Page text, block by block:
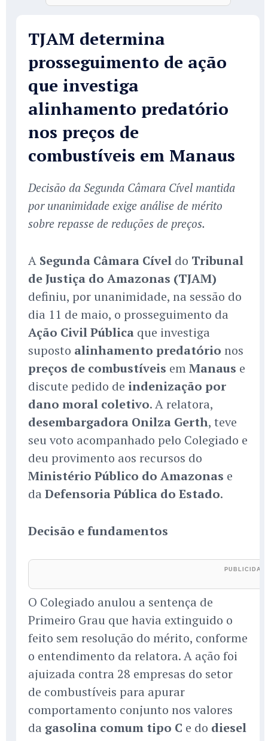
TJAM determina
prosseguimento de ação
que investiga
alinhamento predatório
nos preços de
combustíveis em Manaus
Decisão da Segunda Câmara Cível mantida
por unanimidade exige análise de mérito
sobre repasse de reduções de preços.
A Segunda Câmara Cível do Tribunal
de Justiça do Amazonas (TJAM)
definiu, por unanimidade, na sessão do
dia 11 de maio, o prosseguimento da
Ação Civil Pública que investiga
suposto alinhamento predatório nos
preços de combustíveis emManaus e
discute pedido de indenização por
dano moral coletivo. A relatora,
desembargadora Onilza Gerth, teve
seu voto acompanhado pelo Colegiado e
deu provimento aos recursos do
Ministério Público do Amazonas e
da Defensoria Pública do Estado.
Decisão e fundamentos
O Colegiado anulou a sentença de
Primeiro Grau que havia extinguido o
feito sem resolução do mérito, conforme
o entendimento da relatora. A ação foi
ajuizada contra 28 empresas do setor
de combustíveis para apurar
comportamento conjunto nos valores
da gasolina comum tipo C e do diesel